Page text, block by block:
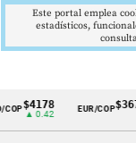
Cintillo
$4178
▲ 0.42
EUR/COP$3672
Este portal emplea
estadísticos,